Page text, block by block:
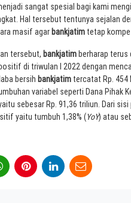
sangat spesial bagi kami
Hal tersebut tentunya sejalan
masif agar bankjatim tetap
tersebut, bankjatim berharap
di triwulan I 2022 dengan
bersih bankjatim tercatat Rp. 454
variabel seperti Dana Pihak
sebesar Rp. 91,36 triliun. Dari sisi
yaitu tumbuh 1,38% (YoY) atau